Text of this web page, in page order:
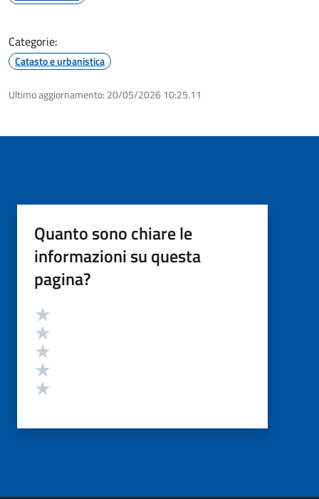
Categorie:
Catasto e urbanistica
Ultimo aggiornamento: 20/05/2026 10:25.11
Quanto sono chiare le
informazioni su questa
pagina?
Valutazione